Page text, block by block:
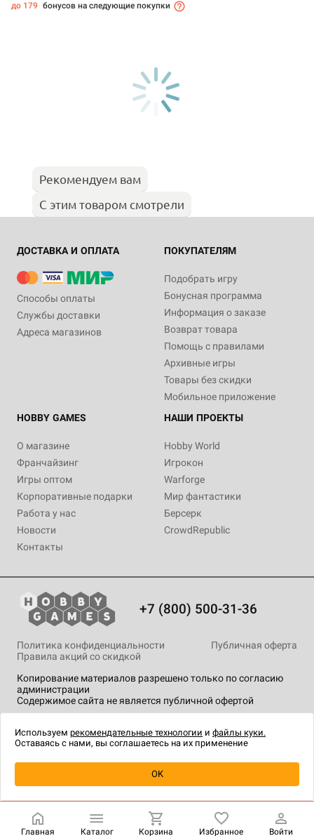
Уведомить о наличии
до 179 бонусов на следующие покупки
Рекомендуем вам
С этим товаром смотрели
ДОСТАВКА И ОПЛАТА
Способы оплаты
Службы доставки
Адреса магазинов
ПОКУПАТЕЛЯМ
Подобрать игру
Бонусная программа
Информация о заказе
Возврат товара
Помощь с правилами
Архивные игры
Товары без скидки
Мобильное приложение
HOBBY GAMES
О магазине
Франчайзинг
Игры оптом
Корпоративные подарки
Работа у нас
Новости
Контакты
НАШИ ПРОЕКТЫ
Hobby World
Игрокон
Warforge
Мир фантастики
Берсерк
CrowdRepublic
+7 (800) 500-31-36
Копирование материалов разрешено только по согласию
администрации
Содержимое сайта не является публичной офертой
Политика конфиденциальности
Публичная оферта
Правила акций со скидкой
технологии.
Главная Каталог Корзина Избранное Войти
Используем рекомендательные технологии и файлы куки.
Оставаясь с нами, вы соглашаетесь на их применение
OK